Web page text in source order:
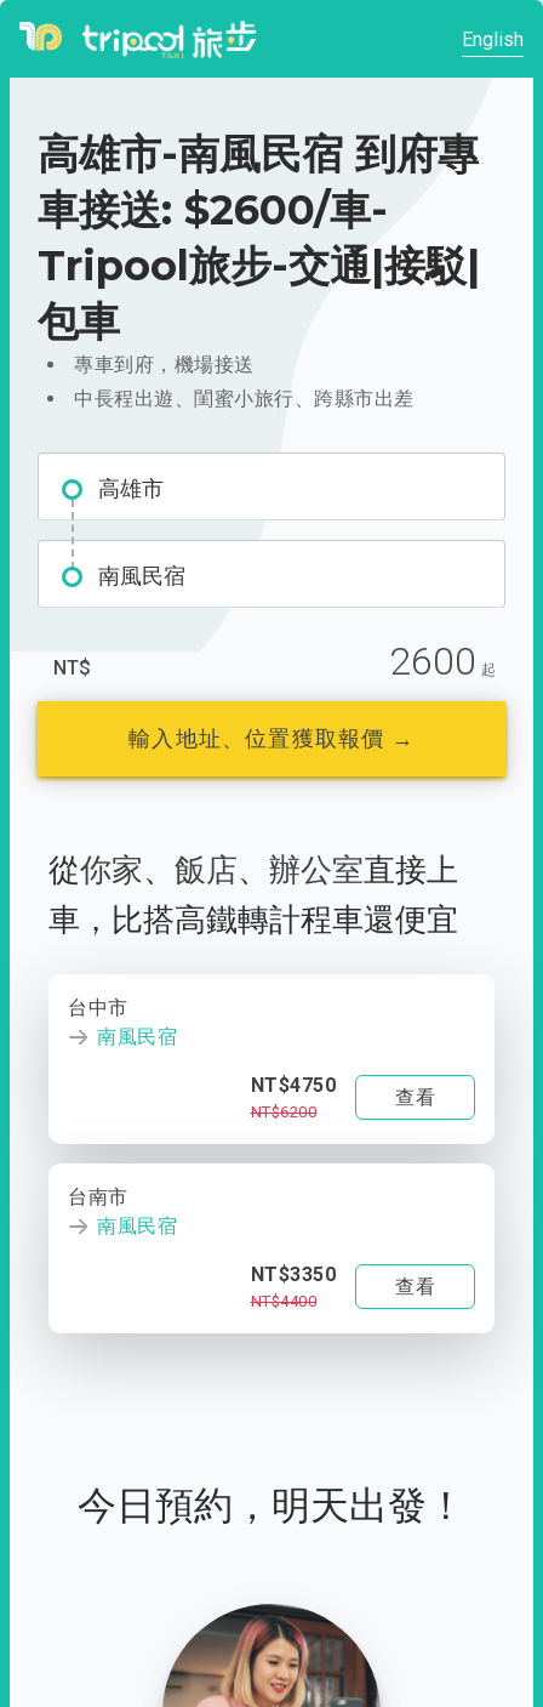
English
高雄市-南風民宿 到府專
車接送: $2600/車-
Tripool旅步-交通|接駁|
包車
專車到府，機場接送
中長程出遊、閨蜜小旅行、跨縣市出差
高雄市
南風民宿
NT$ 2600 起
輸入地址、位置獲取報價 →
從你家、 飯店、 辦公室直接上
車， 比搭高鐵轉計程車還便宜
台中市
南風民宿
NT$4750
NT$6200
查看
台南市
南風民宿
NT$3350
NT$4400
查看
今日預約，明天出發！